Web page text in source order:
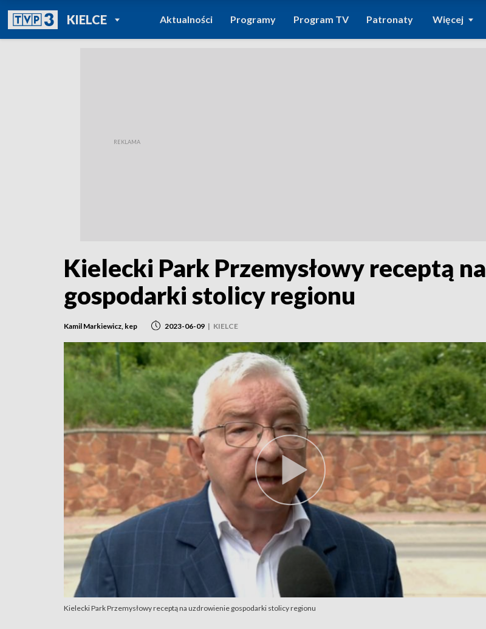
KIELCEPOWRÓT DO
TVP REGIONY
Aktualności Programy Program TV Patronaty Więcej
Kielecki Park Przemysłowy receptą
gospodarki stolicy regionu
Kamil Markiewicz, kep 2023-06-09 | KIELCE
Kielecki Park Przemysłowy receptą na uzdrowienie gospodarki stolicy regionu